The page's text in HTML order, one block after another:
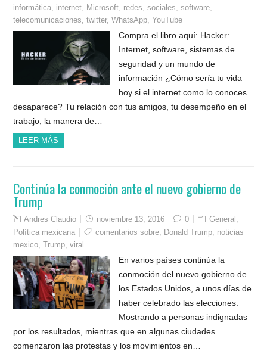
informática internet Microsoft redes ,sociales ,software
telecomunicaciones ,twitter,WhatsApp ,YouTube
Compra el libro aquí: Hacker:
Internet, software, sistemas de
seguridad y un mundo de
información ¿Cómo sería tu vida
hoy si el internet como lo conoces
desaparece? Tu relación con tus amigos, tu desempeño en el
trabajo, la manera de…
LEER MÁS
Continúa la conmoción ante el nuevo gobierno de
Trump
Andres Claudio noviembre 13, 2016 0 General
Política mexicana
comentarios sobre Donald Trump noticias
mexico ,Trump ,viral
En varios países continúa la
conmoción del nuevo gobierno de
los Estados Unidos, a unos días de
haber celebrado las elecciones.
Mostrando a personas indignadas
por los resultados, mientras que en algunas ciudades
comenzaron las protestas y los movimientos en…